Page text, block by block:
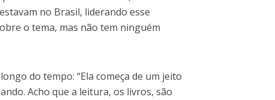
no Brasil, liderando esse
o tema, mas não tem ninguém
do tempo: “Ela começa de um jeito
Acho que a leitura, os livros, são